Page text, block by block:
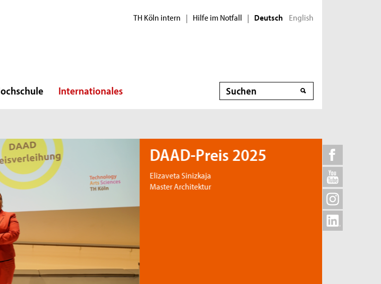
TH Köln intern | Hilfe im Notfall | Deutsch English
Internationales Suche
DAAD-Preis 2025
Elizaveta Sinizkaja
Master Architektur